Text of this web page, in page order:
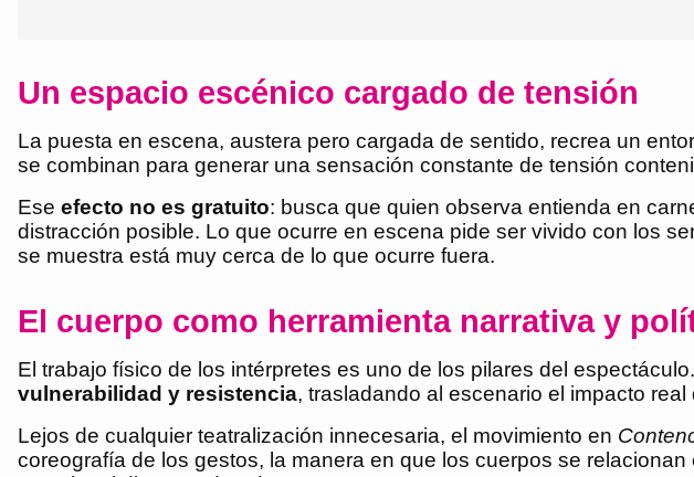
Un espacio escénico cargado de tensión
La puesta en escena, austera pero cargada de sentido, recrea un
se combinan para generar una sensación constante de tensión
Ese efecto no es gratuito: busca que quien observa entienda en
distracción posible. Lo que ocurre en escena pide ser vivido con los
se muestra está muy cerca de lo que ocurre fuera.
El cuerpo como herramienta narrativa y
El trabajo físico de los intérpretes es uno de los pilares del
vulnerabilidad y resistencia, trasladando al escenario el impacto
Lejos de cualquier teatralización innecesaria, el movimiento en
coreografía de los gestos, la manera en que los cuerpos se